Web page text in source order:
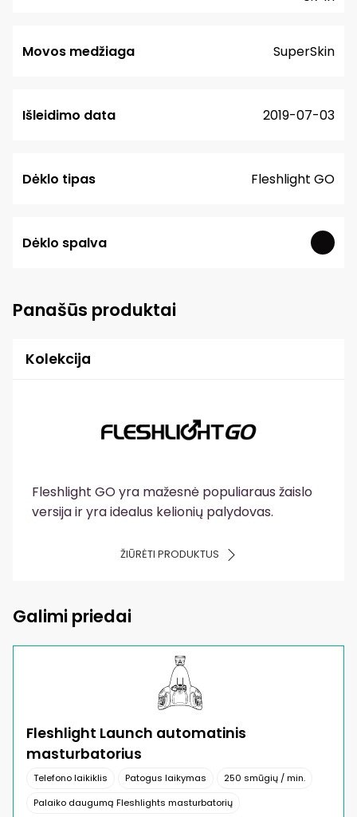
Movos medžiaga SuperSkin
Išleidimo data 2019-07-03
Dėklo tipas Fleshlight GO
Dėklo spalva
Panašūs produktai
Kolekcija
Fleshlight GO yra mažesnė populiaraus žaislo
versija ir yra idealus kelionių palydovas.
ŽIŪRĖTI PRODUKTUS
Galimi priedai
Fleshlight Launch automatinis
masturbatorius
Telefono laikiklis Patogus laikymas
250 smūgių / min.
Palaiko daugumą Fleshlights masturbatorių